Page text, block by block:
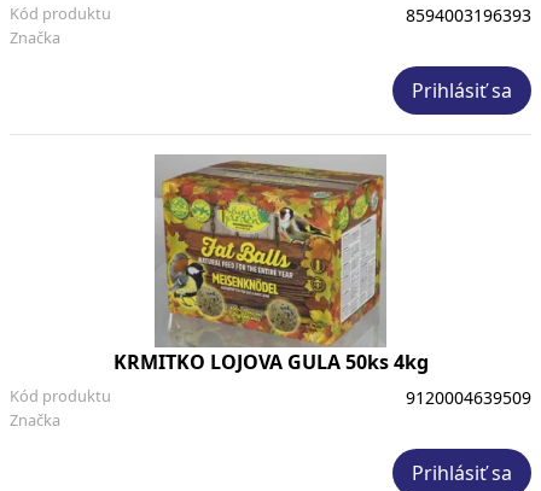
Značka
Kód produktu 8594003196393
Prihlásiť sa
KRMITKO LOJOVA GULA 50ks 4kg
Značka
Kód produktu 9120004639509
Prihlásiť sa